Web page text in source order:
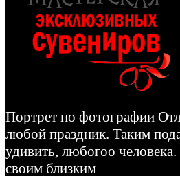
Портрет по фотографии
любой праздник. Таким
удивить, любогоо
своим близким